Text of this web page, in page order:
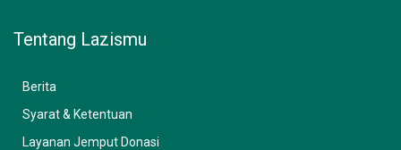
Tentang Lazismu
Berita
Syarat & Ketentuan
Layanan Jemput Donasi